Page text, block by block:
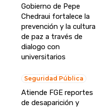
Gobierno de Pepe
Chedraui fortalece la
prevención y la cultura
de paz a través de
dialogo con
universitarios
Seguridad Pública
Atiende FGE reportes
de desaparición y